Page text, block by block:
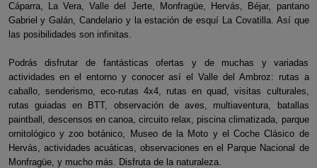
Cáparra, La Vera, Valle del Jerte, Monfragüe, Hervás, Béjar, pantano
Gabriel y Galán, Candelario y la estación de esquí La Covatilla. Así que
las posibilidades son infinitas.
Podrás disfrutar de fantásticas ofertas y de muchas y variadas
actividades en el entorno y conocer así el Valle del Ambroz: rutas a
caballo, senderismo, eco-rutas 4x4, rutas en quad, visitas culturales,
rutas guiadas en BTT, observación de aves, multiaventura, batallas
paintball, descensos en canoa, circuito relax, piscina climatizada, parque
ornitológico y zoo botánico, Museo de la Moto y el Coche Clásico de
Hervás, actividades acuáticas, observaciones en el Parque Nacional de
Monfragüe, y mucho más. Disfruta de la naturaleza.